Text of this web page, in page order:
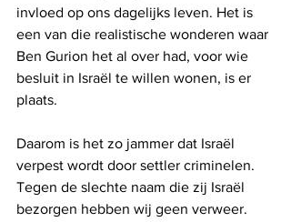
invloed op ons dagelijks leven. Het is
een van die realistische wonderen waar
Ben Gurion het al over had, voor wie
besluit in Israël te willen wonen, is er
plaats.
Daarom is het zo jammer dat Israël
verpest wordt door settler criminelen.
Tegen de slechte naam die zij Israël
bezorgen hebben wij geen verweer.